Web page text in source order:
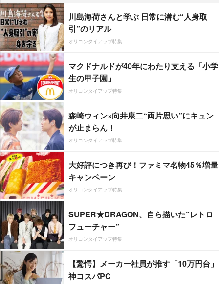
川島海荷さんと学ぶ 日常に潜む“人身取
引”のリアル
オリコンタイアップ特集
マクドナルドが40年にわたり支える「小学
生の甲子園」
オリコンタイアップ特集
森崎ウィン×向井康二“両片思い”にキュン
が止まらん！
オリコンタイアップ特集
大好評につき再び！ファミマ名物45％増量
キャンペーン
オリコンタイアップ特集
SUPER★DRAGON、自ら描いた”レトロ
フューチャー”
オリコンタイアップ特集
【驚愕】メーカー社員が推す「10万円台」
神コスパPC